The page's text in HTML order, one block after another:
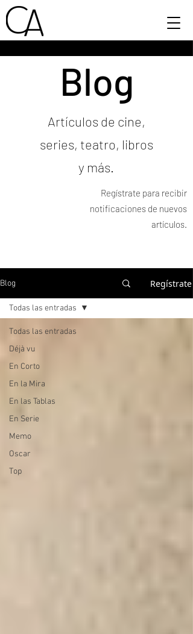
Blog
Artículos de cine,
series, teatro, libros
y más.
Regístrate para recibir
notificaciones de nuevos
artículos.
Blog Regístrate
Todas las entradas
Déjà vu
En Corto
En la Mira
En las Tablas
En Serie
Memo
Oscar
Top
Todas las entradas